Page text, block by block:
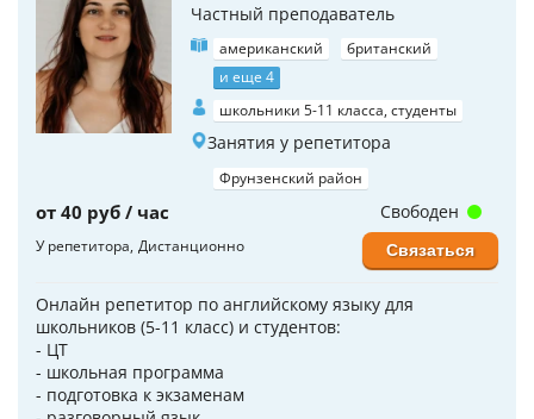
Частный преподаватель
американский
британский
и еще 4
школьники 5-11 класса, студенты
Занятия у репетитора
Фрунзенский район
от 40 руб / час
У репетитора Дистанционно
Онлайн репетитор по английскому языку для
школьников (5-11 класс) и студентов:
- ЦТ
- школьная программа
- подготовка к экзаменам
Свободен
Связаться